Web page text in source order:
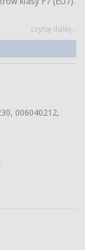
czytaj dalej...
006040212,